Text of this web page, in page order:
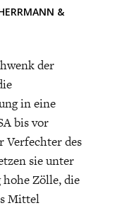
&
der
in eine
bis vor
Verfechter des
sie unter
Zölle, die
Mittel